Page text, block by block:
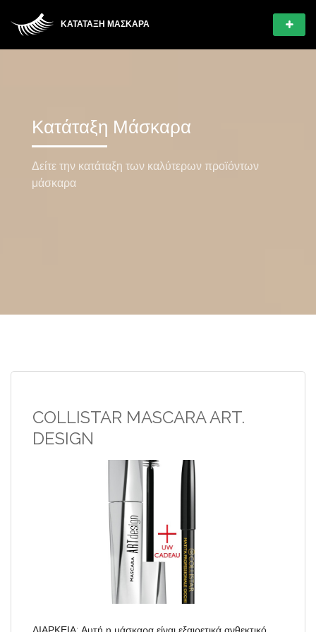
ΚΑΤΆΤΑΞΗ ΜΆΣΚΑΡΑ
Κατάταξη Μάσκαρα
Δείτε την κατάταξη των καλύτερων προϊόντων
μάσκαρα
COLLISTAR MASCARA ART.
DESIGN
ΔΙΑΡΚΕΙΑ: Αυτή η μάσκαρα είναι εξαιρετικά ανθεκτικό